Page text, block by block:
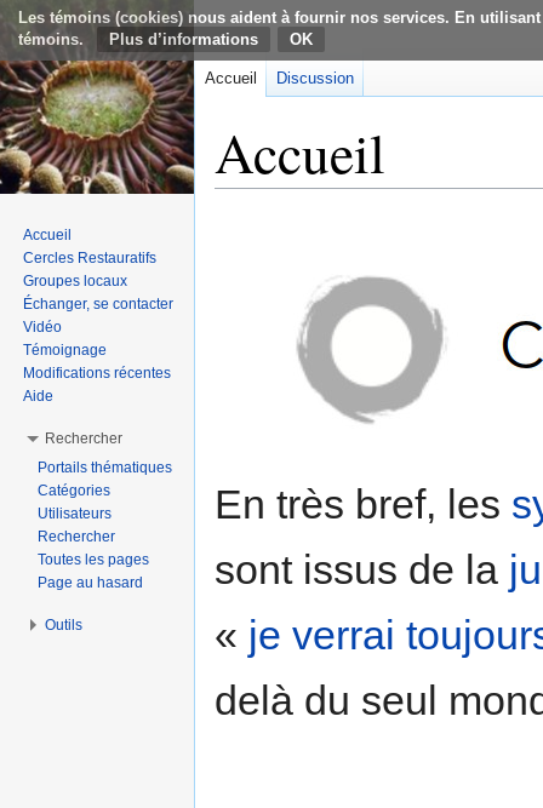
Les témoins (cookies) nous aident à fournir nos services. En
témoins.
Plus d’informations
Accueil
En très bref, les
sont issus de la
« je verrai
delà du seul
Accueil Discussion
Accueil
Cercles Restauratifs
Groupes locaux
Échanger, se contacter
Vidéo
Témoignage
Modifications récentes
Aide
Rechercher
Portails thématiques
Catégories
Utilisateurs
Rechercher
Toutes les pages
Page au hasard
Outils